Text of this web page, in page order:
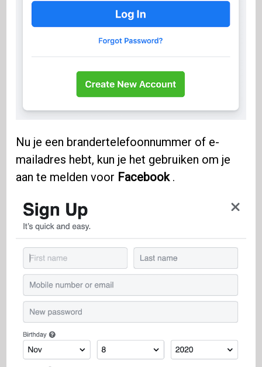
Nu je een brandertelefoonnummer of e-
mailadres hebt, kun je het gebruiken om je
aan te melden voor Facebook.